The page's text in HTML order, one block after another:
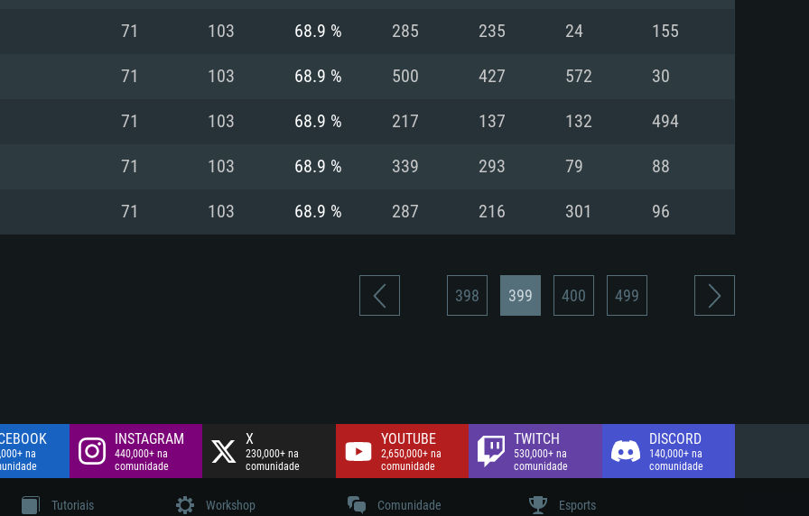
Nvidia GeForce 1060 ou superior, Radeon RX 570
Metal.
suporte Metal.
Network: Internet de banda larga.
Disco: 60,2 GB
equivalentes
mínima
AMD (Radeon RX 570) com os drivers mais
Vulkan.
Network: Internet de banda larga.
Disco: 60,2 GB
71 103 68.9 % 285 235 24 155
71 103 68.9 % 500 427 572 30
71 103 68.9 % 217 137 132 494
71 103 68.9 % 339 293 79 88
71 103 68.9 % 287 216 301 96
398 399 400 499
na
INSTAGRAM
440,000+ na
comunidade
X
230,000+ na
comunidade
YOUTUBE
2,650,000+ na
comunidade
TWITCH
530,000+ na
comunidade
DISCORD
140,000+ na
comunidade
Tutoriais
Workshop
Comunidade
Esports